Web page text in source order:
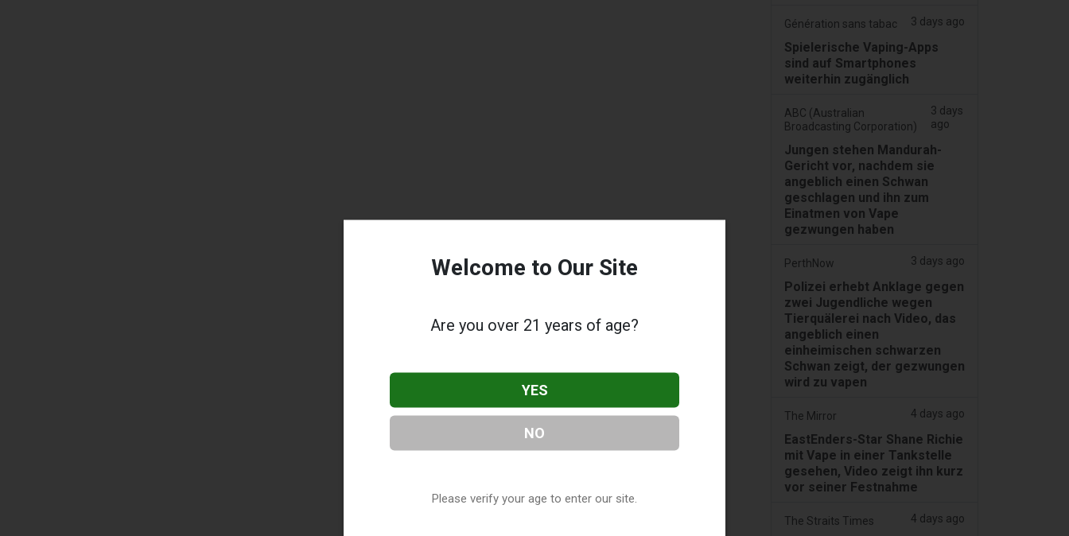
Génération sans tabac 3 days ago
Spielerische Vaping-Apps
sind auf Smartphones
weiterhin zugänglich
ABC (Australian
Broadcasting Corporation)
3 days
ago
Jungen stehen Mandurah-
Gericht vor, nachdem sie
angeblich einen Schwan
geschlagen und ihn zum
Einatmen von Vape
gezwungen haben
PerthNow 3 days ago
Polizei erhebt Anklage gegen
zwei Jugendliche wegen
Tierquälerei nach Video, das
angeblich einen
einheimischen schwarzen
Schwan zeigt, der gezwungen
wird zu vapen
The Mirror 4 days ago
EastEnders-Star Shane Richie
mit Vape in einer Tankstelle
gesehen, Video zeigt ihn kurz
vor seiner Festnahme
The Straits Times 4 days ago
Welcome to Our Site
Are you over 21 years of age?
YES
NO
Please verify your age to enter our site.